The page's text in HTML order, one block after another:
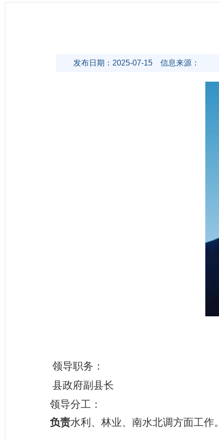
发布日期：2025-07-15 信息来源：
领导职务：
县政府副县长
领导分工：
负责水利、林业、南水北调方面工作